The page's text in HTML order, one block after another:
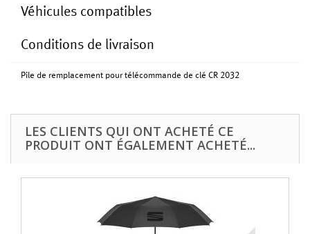
Véhicules compatibles
Conditions de livraison
Pile de remplacement pour télécommande de clé CR 2032
LES CLIENTS QUI ONT ACHETÉ CE
PRODUIT ONT ÉGALEMENT ACHETÉ...